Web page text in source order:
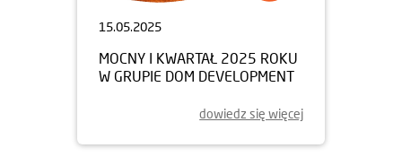
15.05.2025
MOCNY I KWARTAŁ 2025 ROKU
W GRUPIE DOM DEVELOPMENT
dowiedz się więcej